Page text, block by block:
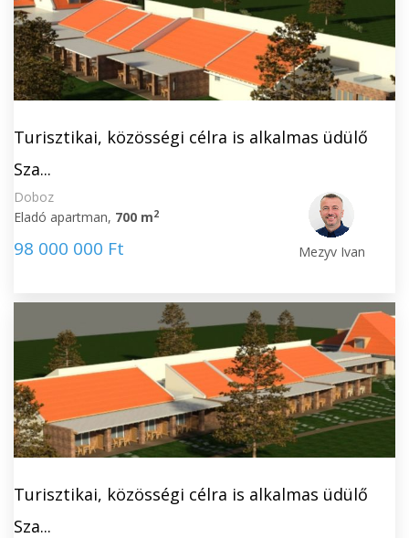
Turisztikai, közösségi célra is alkalmas üdülő
Sza...
Doboz
Eladó apartman, 700 m2
98 000 000 Ft Mezyv Ivan
Turisztikai, közösségi célra is alkalmas üdülő
Sza...